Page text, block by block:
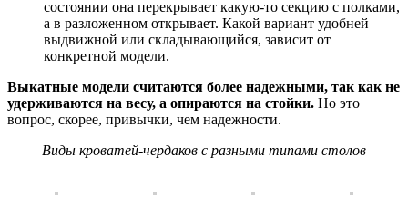
состоянии она перекрывает какую-то секцию с полками,
а в разложенном открывает. Какой вариант удобней –
выдвижной или складывающийся, зависит от
конкретной модели.
Выкатные модели считаются более надежными, так как не
удерживаются на весу, а опираются на стойки. Но это
вопрос, скорее, привычки, чем надежности.
Виды кроватей-чердаков с разными типами столов